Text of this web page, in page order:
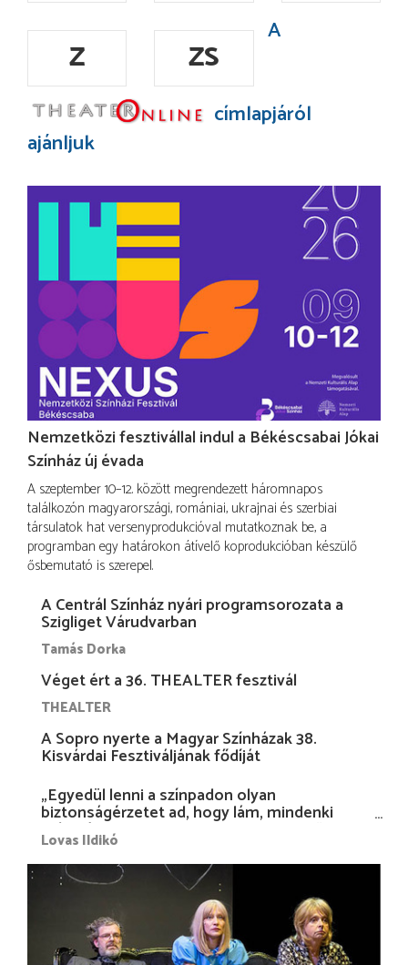
Z ZS
A
címlapjáról
ajánljuk
Nemzetközi fesztivállal indul a Békéscsabai Jókai
Színház új évada
A szeptember 10–12. között megrendezett háromnapos
találkozón magyarországi, romániai, ukrajnai és szerbiai
társulatok hat versenyprodukcióval mutatkoznak be, a
programban egy határokon átívelő koprodukcióban készülő
ősbemutató is szerepel.
A Centrál Színház nyári programsorozata a
Szigliget Várudvarban
Tamás Dorka
Véget ért a 36. THEALTER fesztivál
THEALTER
A Sopro nyerte a Magyar Színházak 38.
Kisvárdai Fesztiváljának fődíját
„Egyedül lenni a színpadon olyan
biztonságérzetet ad, hogy lám, mindenki
más nélkül is megvagyok magammal…”
Lovas Ildikó